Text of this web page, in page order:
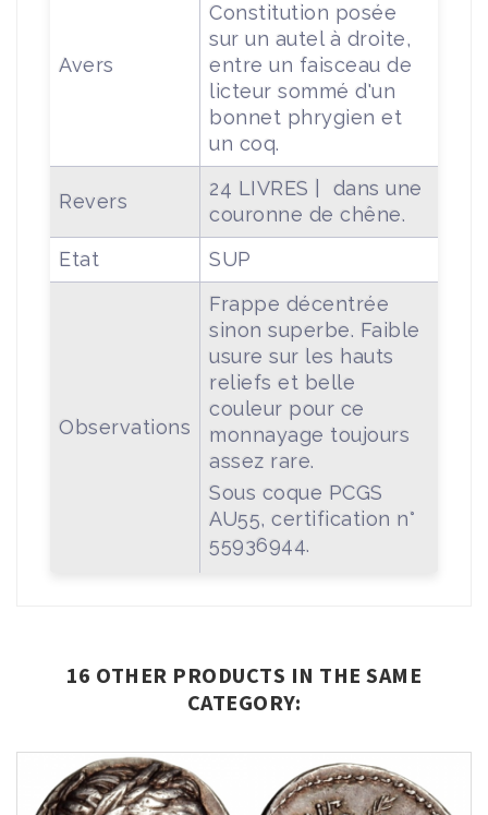
Avers
Constitution posée
sur un autel à droite,
entre un faisceau de
licteur sommé d'un
bonnet phrygien et
un coq.
Revers
24 LIVRES | dans une
couronne de chêne.
Etat
SUP
Observations
Frappe décentrée
sinon superbe. Faible
usure sur les hauts
reliefs et belle
couleur pour ce
monnayage toujours
assez rare.
Sous coque PCGS
AU55, certification n°
55936944.
16 OTHER PRODUCTS IN THE SAME
CATEGORY: